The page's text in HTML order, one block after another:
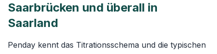
Saarbrücken und überall in
Saarland
Penday kennt das Titrationsschema und die typischen